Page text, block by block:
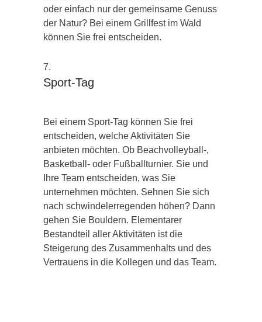
oder einfach nur der gemeinsame Genuss
der Natur? Bei einem Grillfest im Wald
können Sie frei entscheiden.
Sport-Tag
Bei einem Sport-Tag können Sie frei
entscheiden, welche Aktivitäten Sie
anbieten möchten. Ob Beachvolleyball-,
Basketball- oder Fußballturnier. Sie und
Ihre Team entscheiden, was Sie
unternehmen möchten. Sehnen Sie sich
nach schwindelerregenden höhen? Dann
gehen Sie Bouldern. Elementarer
Bestandteil aller Aktivitäten ist die
Steigerung des Zusammenhalts und des
Vertrauens in die Kollegen und das Team.